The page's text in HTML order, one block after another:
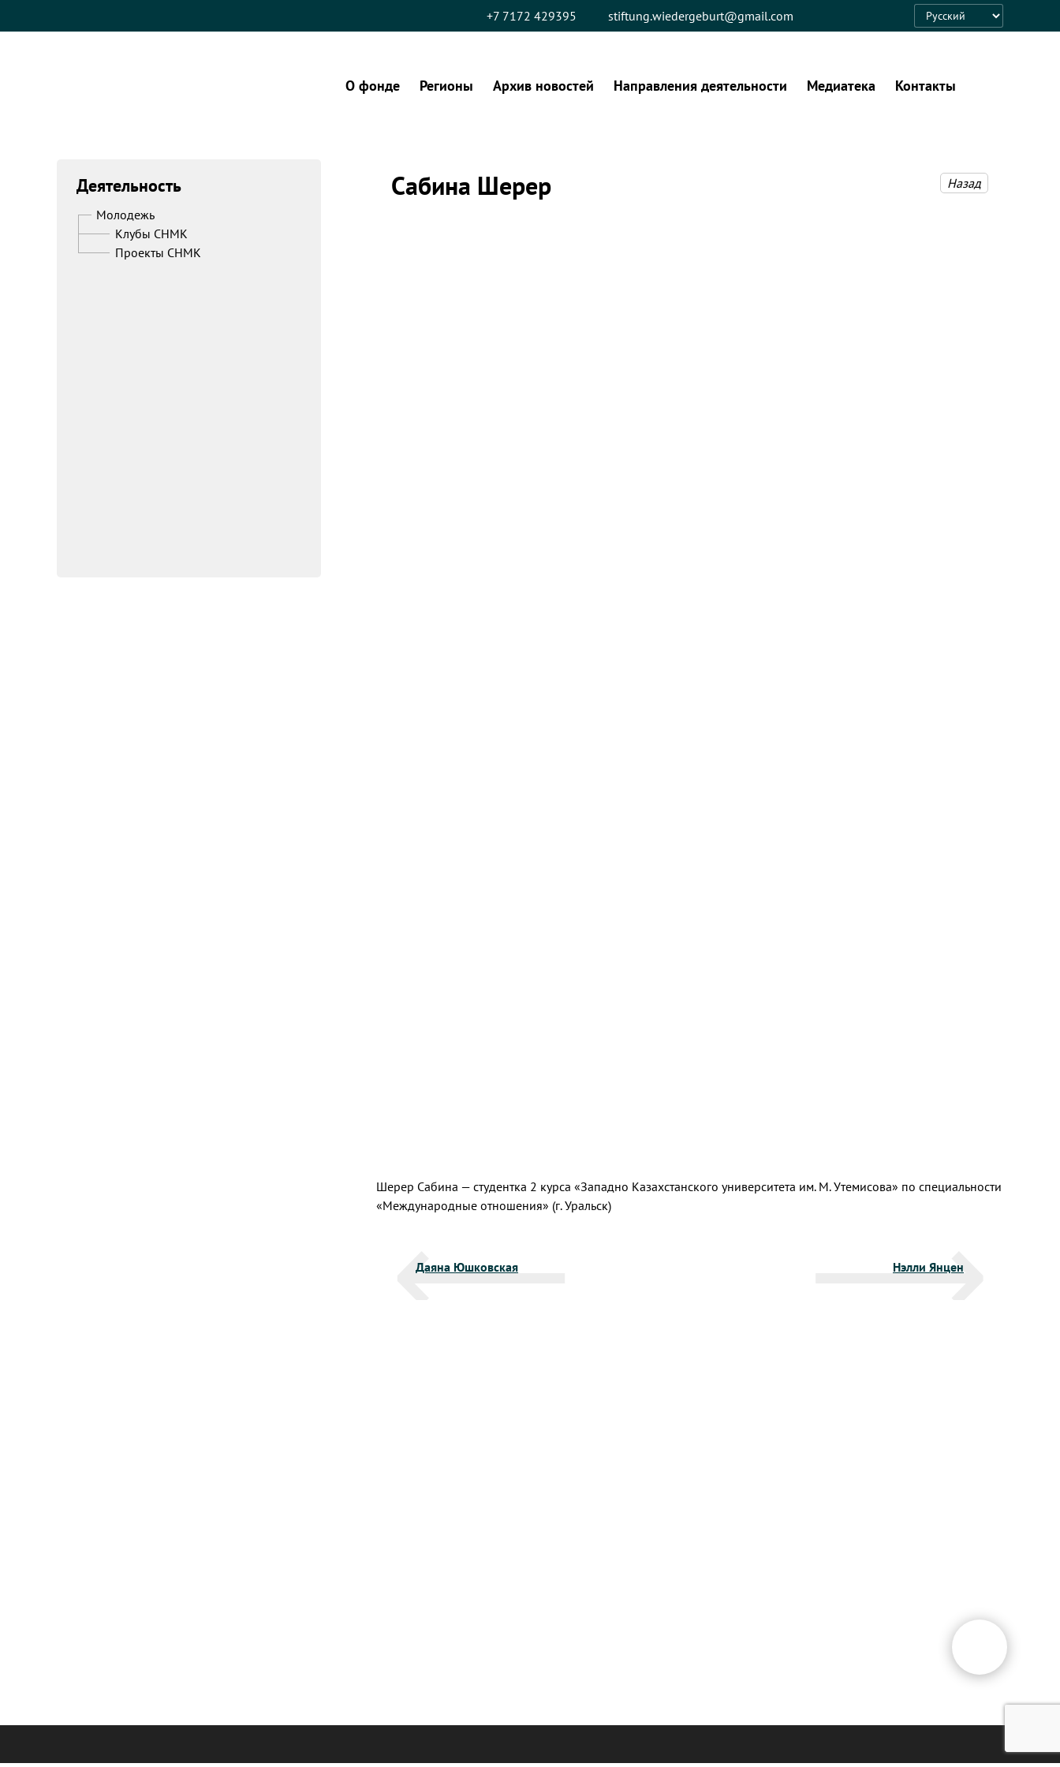
+7 7172 429395 stiftung.wiedergeburt@gmail.com
Language
О фонде Регионы Архив новостей Направления деятельности Медиатека Контакты
Сабина Шерер Назад
Шерер Сабина — студентка 2 курса «Западно Казахстанского университета им. М. Утемисова» по специальности
«Международные отношения» (г. Уральск)
Даяна Юшковская Нэлли Янцен
Деятельность
Молодежь
Клубы СНМК
Проекты СНМК